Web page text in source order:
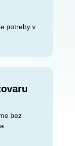
potreby v
bez